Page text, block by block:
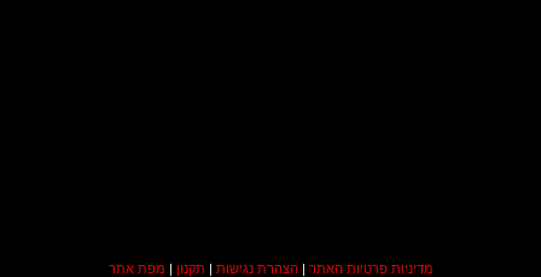
מדיניות פרטיות האתר | הצהרת נגישות | תקנון | מפת אתר